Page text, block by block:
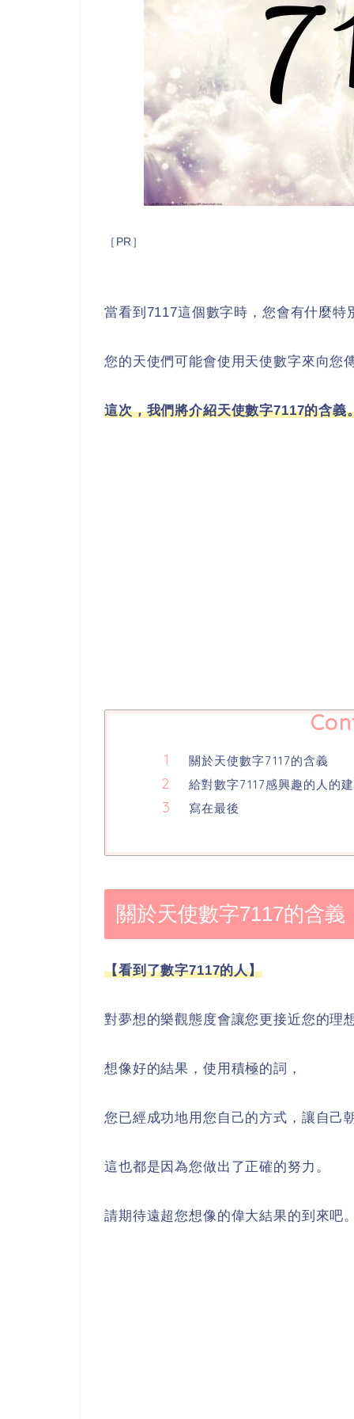
［PR］
當看到7117這個數字時，您會有什麼特
您的天使們可能會使用天使數字來向您
這次，我們將介紹天使數字7117的含義
關於天使數字7117的含義
給對數字7117感興趣的人的
寫在最後
關於天使數字7117的含義
【看到了數字7117的人】
對夢想的樂觀態度會讓您更接近您的理想
想像好的結果，使用積極的詞，
您已經成功地用您自己的方式，讓自己
這也都是因為您做出了正確的努力。
請期待遠超您想像的偉大結果的到來吧。